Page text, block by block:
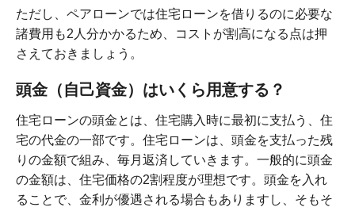
ただし、ペアローンでは住宅ローンを借りるのに必要な
諸費用も2人分かかるため、コストが割高になる点は押
さえておきましょう。
頭金（自己資金）はいくら用意する？
住宅ローンの頭金とは、住宅購入時に最初に支払う、住
宅の代金の一部です。住宅ローンは、頭金を支払った残
りの金額で組み、毎月返済していきます。一般的に頭金
の金額は、住宅価格の2割程度が理想です。頭金を入れ
ることで、金利が優遇される場合もありますし、そもそ